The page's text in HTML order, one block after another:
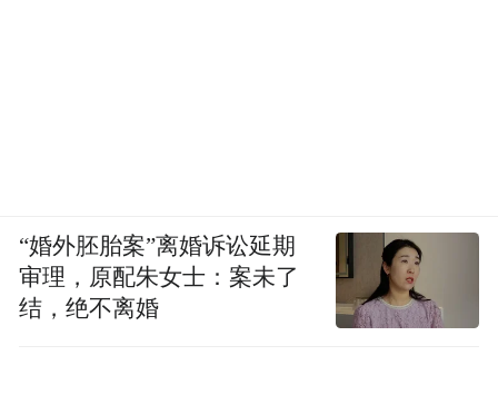
“婚外胚胎案”离婚诉讼延期
审理，原配朱女士：案未了
结，绝不离婚